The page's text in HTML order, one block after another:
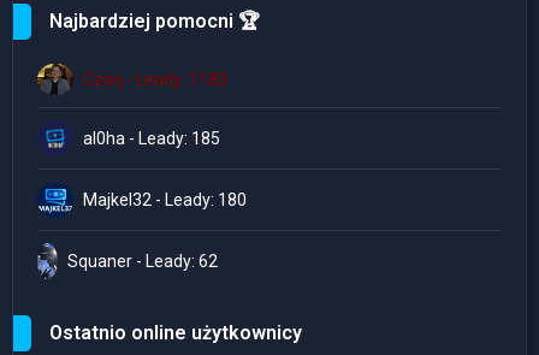
Najbardziej pomocni 🏆
Czaq - Leady: 1183
al0ha - Leady: 185
Majkel32 - Leady: 180
Squaner - Leady: 62
Ostatnio online użytkownicy